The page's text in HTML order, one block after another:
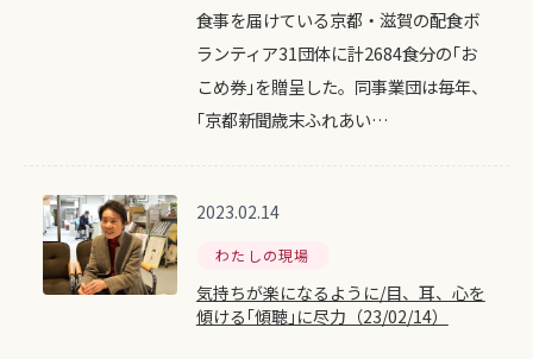
食事を届けている京都・滋賀の配食ボ
ランティア31団体に計2684食分の｢お
こめ券｣を贈呈した。同事業団は毎年、
｢京都新聞歳末ふれあい…
2023.02.14
わたしの現場
気持ちが楽になるように/目、耳、心を
傾ける｢傾聴｣に尽力（23/02/14）